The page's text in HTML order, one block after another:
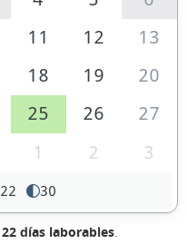
11 12
13
18 19
20
25 26
27
1 2 3
22 30
22 días laborables.